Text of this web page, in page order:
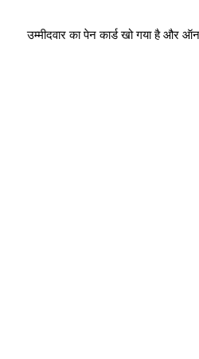
उम्मीदवार का पेन कार्ड खो गया है और